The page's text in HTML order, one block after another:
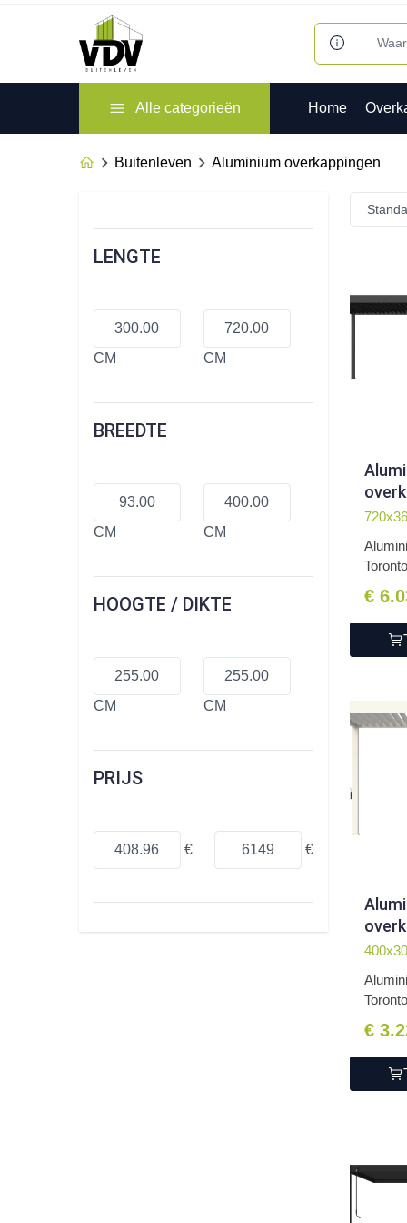
Alle categorieën Home
Buitenleven Aluminium overkappingen
LENGTE
CM CM
BREEDTE
CM CM
HOOGTE / DIKTE
CM CM
PRIJS
€ €
€
€